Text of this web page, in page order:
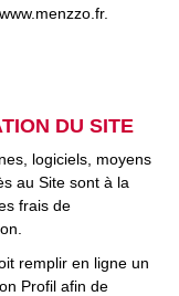
DU SITE
logiciels, moyens
au Site sont à la
frais de
remplir en ligne un
Profil afin de